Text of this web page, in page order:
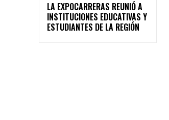
LA EXPOCARRERAS REUNIÓ A
INSTITUCIONES EDUCATIVAS Y
ESTUDIANTES DE LA REGIÓN